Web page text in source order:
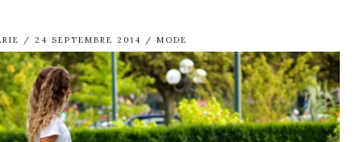
24 SEPTEMBRE 2014 MODE